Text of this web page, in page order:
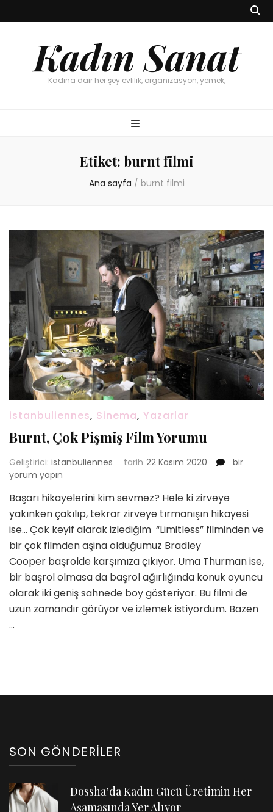
Kadın Sanat
Kadına dair her şey evlilik, organizasyon, yemek,
Etiket: burnt filmi
Ana sayfa / burnt filmi
istanbuliennes, Sinema, Yazarlar
Burnt, Çok Pişmiş Film Yorumu
Geliştirici: istanbuliennes tarih 22 Kasım 2020
Burnt,
Yorumu
için
bir
yorum yapın
Başarı hikayelerini kim sevmez? Hele ki zirveye
yakınken çakılıp, tekrar zirveye tırmanışın hikayesi
ise… Çok keyif alarak izlediğim “Limitless” filminden ve
bir çok filmden aşina olduğumuz Bradley
Cooper başrolde karşımıza çıkıyor. Uma Thurman ise,
bir başrol olmasa da başrol ağırlığında konuk oyuncu
olarak iki geniş sahnede boy gösteriyor. Bu filmi de
uzun zamandır görüyor ve izlemek istiyordum. Bazen
…
SON GÖNDERILER
Dossha’da Kadın Gücü Üretimin Her
Aşamasında Yer Alıyor